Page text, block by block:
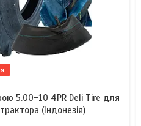
5.00-10 4PR Deli Tire для
(Індонезія)